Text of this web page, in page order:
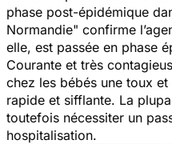
phase post-épidémique
Normandie" confirme
elle, est passée en phase
Courante et très
chez les bébés une toux
rapide et sifflante. La
toutefois nécessiter un
hospitalisation.